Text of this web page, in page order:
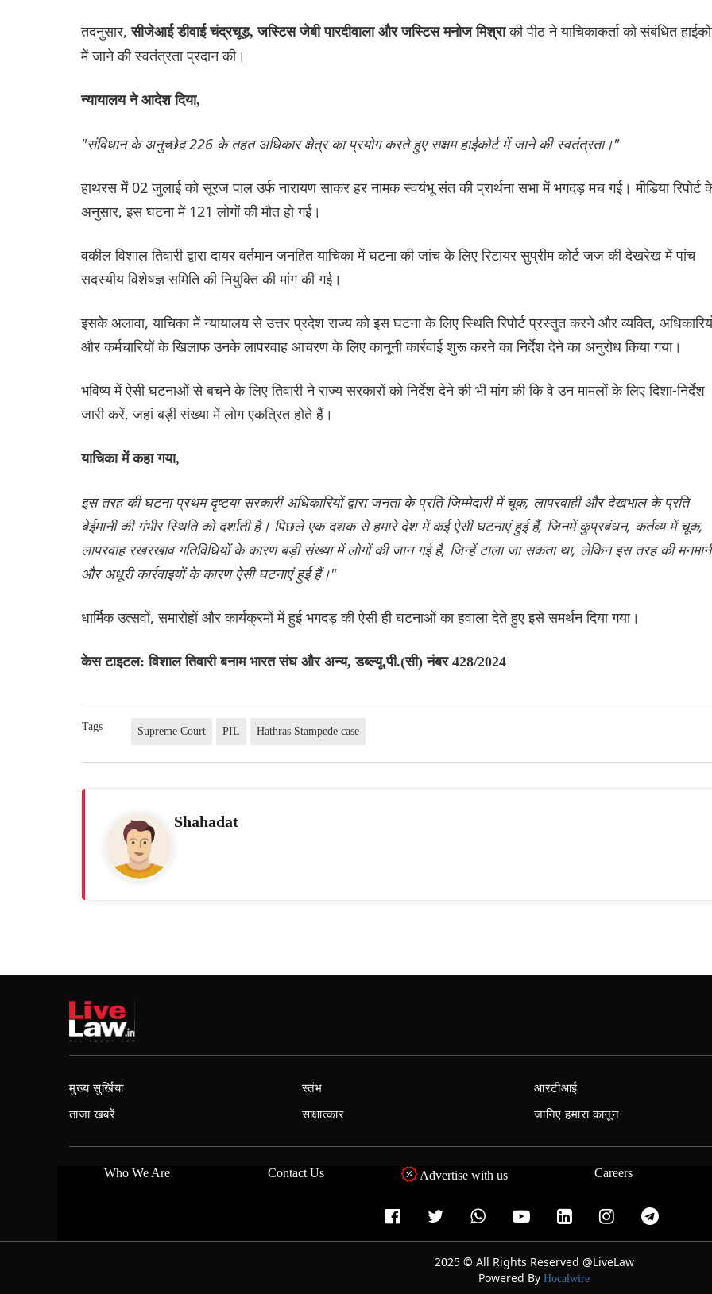
तदनुसार,सीजेआई डीवाई चंद्रचूड़, जस्टिस जेबी पारदीवाला और जस्टिस मनोज मिश्राकी पीठ ने याचिकाकर्ता को संबंधित
में जाने की स्वतंत्रता प्रदान की।
न्यायालय ने आदेश दिया,
"संविधान के अनुच्छेद 226 के तहत अधिकार क्षेत्र का प्रयोग करते हुए सक्षम हाईकोर्ट में जाने की स्वतंत्रता।"
हाथरस में 02 जुलाई को सूरज पाल उर्फ ​​नारायण साकर हर नामक स्वयंभू संत की प्रार्थना सभा में भगदड़ मच गई। मीडिया रिपोर्ट
अनुसार, इस घटना में 121 लोगों की मौत हो गई।
वकील विशाल तिवारी द्वारा दायर वर्तमान जनहित याचिका में घटना की जांच के लिए रिटायर सुप्रीम कोर्ट जज की देखरेख में पांच
सदस्यीय विशेषज्ञ समिति की नियुक्ति की मांग की गई।
इसके अलावा, याचिका में न्यायालय से उत्तर प्रदेश राज्य को इस घटना के लिए स्थिति रिपोर्ट प्रस्तुत करने और व्यक्ति,
और कर्मचारियों के खिलाफ उनके लापरवाह आचरण के लिए कानूनी कार्रवाई शुरू करने का निर्देश देने का अनुरोध किया गया।
भविष्य में ऐसी घटनाओं से बचने के लिए तिवारी ने राज्य सरकारों को निर्देश देने की भी मांग की कि वे उन मामलों के लिए दिशा-निर्देश
जारी करें, जहां बड़ी संख्या में लोग एकत्रित होते हैं।
याचिका में कहा गया,
इस तरह की घटना प्रथम दृष्टया सरकारी अधिकारियों द्वारा जनता के प्रति जिम्मेदारी में चूक, लापरवाही और देखभाल के प्रति
बेईमानी की गंभीर स्थिति को दर्शाती है। पिछले एक दशक से हमारे देश में कई ऐसी घटनाएं हुई हैं, जिनमें कुप्रबंधन, कर्तव्य में चूक,
लापरवाह रखरखाव गतिविधियों के कारण बड़ी संख्या में लोगों की जान गई है, जिन्हें टाला जा सकता था, लेकिन इस तरह की
और अधूरी कार्रवाइयों के कारण ऐसी घटनाएं हुई हैं।"
धार्मिक उत्सवों, समारोहों और कार्यक्रमों में हुई भगदड़ की ऐसी ही घटनाओं का हवाला देते हुए इसे समर्थन दिया गया।
केस टाइटल: विशाल तिवारी बनाम भारत संघ और अन्य, डब्ल्यू.पी.(सी) नंबर 428/2024
Tags Supreme Court PIL Hathras Stampede case
Shahadat
मुख्य सुर्खियां
ताजा खबरें
स्तंभ
साक्षात्कार
आरटीआई
जानिए हमारा कानून
Who We Are Contact Us Advertise with us Careers
2025 © All Rights Reserved @LiveLaw
Powered By Hocalwire